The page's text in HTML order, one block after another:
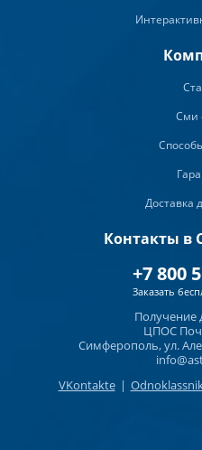
Сми
Доставка
Контакты в
+7 800
Заказать
Получение
ЦПОС
Симферополь, ул.
VKontakte |